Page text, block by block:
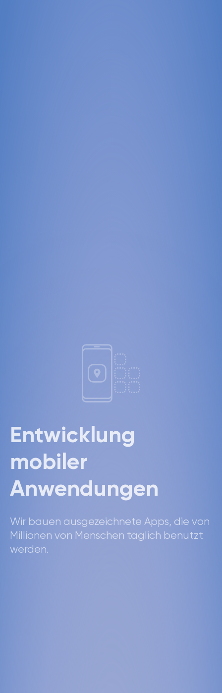
Entwicklung
mobiler
Anwendungen
Wir bauen ausgezeichnete Apps, die von
Millionen von Menschen täglich benutzt
werden.